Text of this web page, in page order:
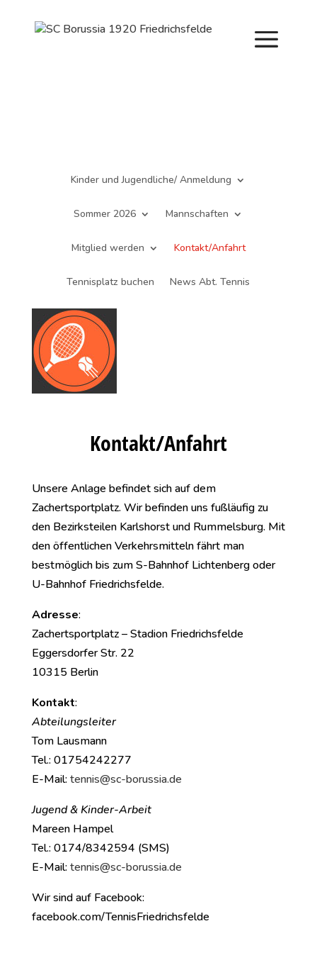
Kinder vereinbaren und zu Saisonbeginn dabei sein.
Kinder und Jugendliche/ Anmeldung
Sommer 2026 Mannschaften
Mitglied werden Kontakt/Anfahrt
Tennisplatz buchen News Abt. Tennis
Kontakt/Anfahrt
Unsere Anlage befindet sich auf dem
Zachertsportplatz. Wir befinden uns fußläufig zu
den Bezirksteilen Karlshorst und Rummelsburg. Mit
den öffentlichen Verkehrsmitteln fährt man
bestmöglich bis zum S-Bahnhof Lichtenberg oder
U-Bahnhof Friedrichsfelde.
Adresse:
Zachertsportplatz – Stadion Friedrichsfelde
Eggersdorfer Str. 22
10315 Berlin
Kontakt:
Abteilungsleiter
Tom Lausmann
Tel.: 01754242277
E-Mail: tennis@sc-borussia.de
Jugend & Kinder-Arbeit
Mareen Hampel
Tel.: 0174/8342594 (SMS)
E-Mail: tennis@sc-borussia.de
Wir sind auf Facebook:
facebook.com/TennisFriedrichsfelde